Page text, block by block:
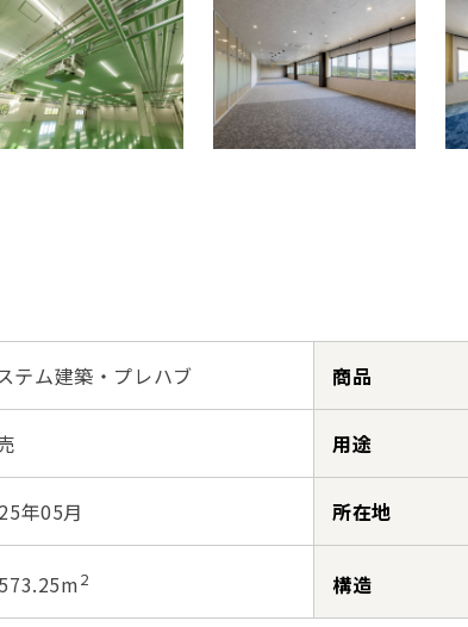
テム建築・プレハブ 商品
用途
年05月 所在地
2 構造